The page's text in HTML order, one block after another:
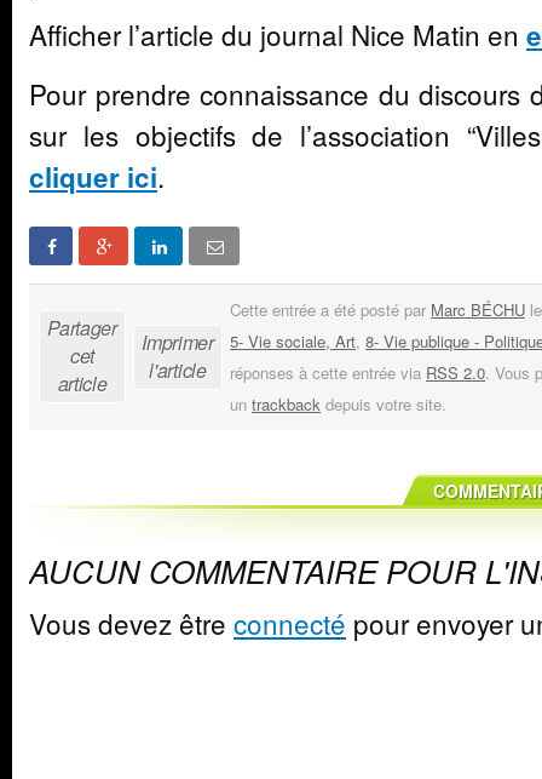
Afficher l’article du journal Nice Matin en
Pour prendre connaissance du discours
sur les objectifs de l’association
cliquer ici.
Partager
cet
article
Imprimer
l'article
Cette entrée a été posté par Marc BÉCHU
5- Vie sociale, Art, 8- Vie publique -
réponses à cette entrée via RSS 2.0. Vous
un trackback depuis votre site.
AUCUN COMMENTAIRE POUR
Vous devez être connecté pour envoyer